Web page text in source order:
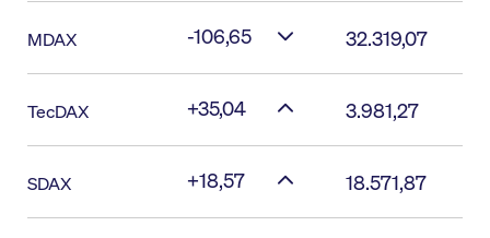
MDAX -106,65 32.319,07
TecDAX +35,04 3.981,27
SDAX +18,57 18.571,87